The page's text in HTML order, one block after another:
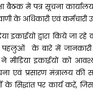
बैठक में पत्र सूचना कार्यालय,
के अधिकारी एवं कर्मचारी
इकाईयो द्वारा किये जा
पहलुओं के बारे में जानकारी
इकाईयों को
एवं प्रसारण मंत्रालय की
सिद्धांत पर कार्य करें,